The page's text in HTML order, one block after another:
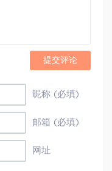
提交评论
昵称 (必填)
邮箱 (必填)
网址